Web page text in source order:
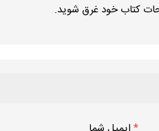
کتاب خود غرق شوید.